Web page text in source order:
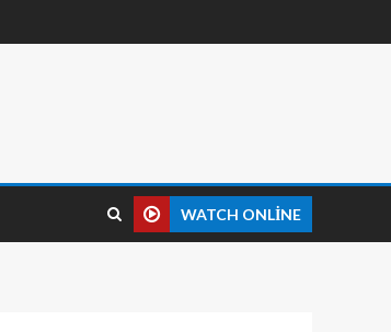
WATCH ONLINE